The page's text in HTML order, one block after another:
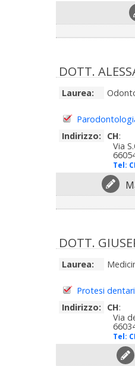
DOTT.
Laurea:
Indirizzo:
CH:
Via
Tel:
DOTT.
Laurea:
Protesi
Indirizzo:
CH:
Via
Tel: